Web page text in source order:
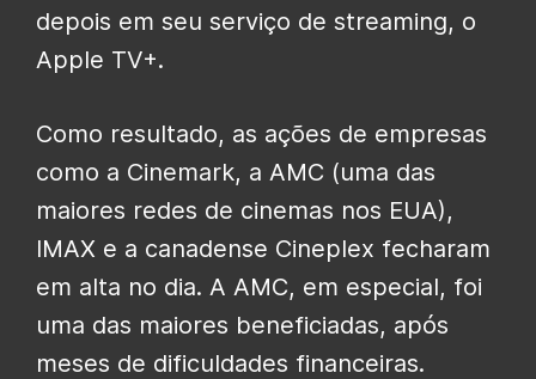
depois em seu serviço de streaming, o
Apple TV+.
Como resultado, as ações de empresas
como a Cinemark, a AMC (uma das
maiores redes de cinemas nos EUA),
IMAX e a canadense Cineplex fecharam
em alta no dia. A AMC, em especial, foi
uma das maiores beneficiadas, após
meses de dificuldades financeiras.